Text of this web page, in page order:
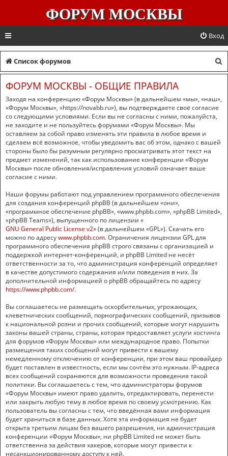
ФОРУМ МОСКВЫ
Вход
Список форумов
о
ФОРУМ МОСКВЫ - ОБЩИЕ ПРАВИЛА
Заходя на конференцию «Форум Москвы» (в дальнейшем «мы», «наш»,
«Форум Москвы», «https://novabb.ru»), вы подтверждаете своё согласие
со следующими условиями. Если вы не согласны с ними, пожалуйста,
не заходите и не пользуйтесь форумами «Форум Москвы». Мы
оставляем за собой право изменять эти правила в любое время и
сделаем всё возможное, чтобы уведомить вас об этом, однако с вашей
стороны было бы разумным регулярно просматривать этот текст на
предмет изменений, так как использование конференции «Форум
Москвы» после обновления/исправления условий означает ваше
согласие с ними.
Наши форумы работают под управлением программного обеспечения
для создания конференций phpBB (в дальнейшем «они»,
«программное обеспечение phpBB», «www.phpbb.com», «phpBB Limited»,
«phpBB Teams»), выпущенного по лицензии «
GNU General Public License v2» (в дальнейшем «GPL»). Скачать его
можно по адресуwww.phpbb.com. Ограничения лицензии GPL для
программного обеспечения phpBB строго связаны с организацией и
поддержкой интернет-конференций, и phpBB Limited не несёт
ответственности за то, что администрация конференций определяет
в качестве допустимого содержания и/или поведения в них. За
дополнительной информацией о phpBB обращайтесь по адресу
https://www.phpbb.com/.
Вы соглашаетесь не размещать оскорбительных, угрожающих,
клеветнических сообщений, порнографических сообщений, призывов
к национальной розни и прочих сообщений, которые могут нарушить
законы вашей страны, страны, которая предоставляет услуги хостинга
для форумов «Форум Москвы» или международное право. Попытки
размещения таких сообщений могут привести к вашему
немедленному отключению от конференции, при этом ваш провайдер
будет поставлен в известность, если мы сочтём это нужным. IP-адреса
всех сообщений сохраняются для возможности проведения такой
политики. Вы соглашаетесь с тем, что администраторы форумов
«Форум Москвы» имеют право удалить, отредактировать, перенести
или закрыть любую тему в любое время по своему усмотрению. Как
пользователь вы согласны с тем, что введённая вами информация
будет храниться в базе данных. Хотя эта информация не будет
открыта третьим лицам без вашего разрешения, ни администрация
конференции «Форум Москвы», ни phpBB Limited не может быть
ответственна за действия хакеров, которые могут привести к
несанкционированному доступу к ней.